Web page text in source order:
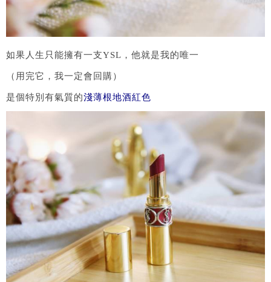
如果人生只能擁有一支YSL，他就是我的唯一
（用完它，我一定會回購）
是個特別有氣質的淺薄根地酒紅色